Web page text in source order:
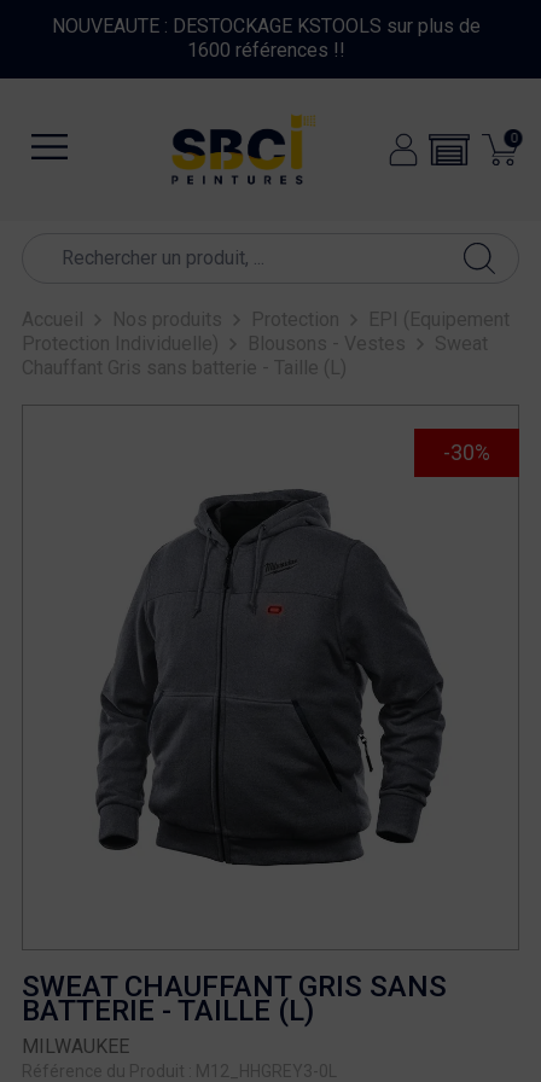
FERMETURE EXCEPTIONNELLE DU 10 AU 16 AOUT
2026
0
Accueil Nos produits Protection
EPI (Equipement
Protection Individuelle)
Blousons - Vestes
Sweat
Chauffant Gris sans batterie - Taille (L)
-30%
SWEAT CHAUFFANT GRIS SANS
BATTERIE - TAILLE (L)
MILWAUKEE
Référence du Produit : M12_HHGREY3-0L